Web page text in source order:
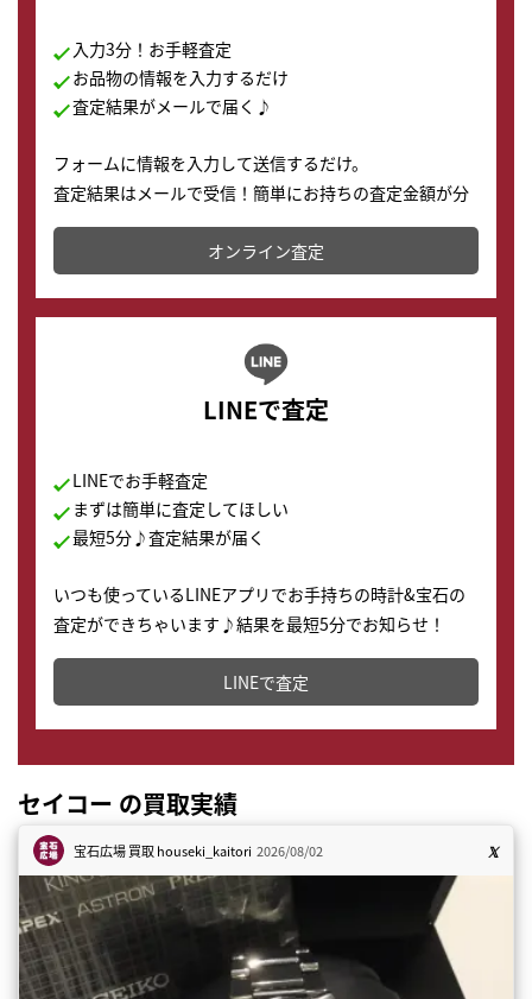
入力3分！お手軽査定
お品物の情報を入力するだけ
査定結果がメールで届く♪
フォームに情報を入力して送信するだけ。
査定結果はメールで受信！簡単にお持ちの査定金額が分
かります。
オンライン査定
LINEで査定
LINEでお手軽査定
まずは簡単に査定してほしい
最短5分♪査定結果が届く
いつも使っているLINEアプリでお手持ちの時計&宝石の
査定ができちゃいます♪結果を最短5分でお知らせ！
どこからでもすぐに査定金額を知ることが出来ます。
LINEで査定
セイコー の買取実績
宝石広場 買取houseki_kaitori 2026/08/02